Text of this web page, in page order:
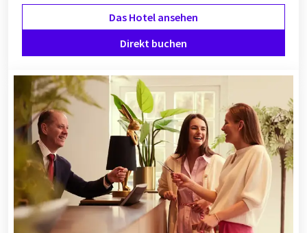
Das Hotel ansehen
Direkt buchen